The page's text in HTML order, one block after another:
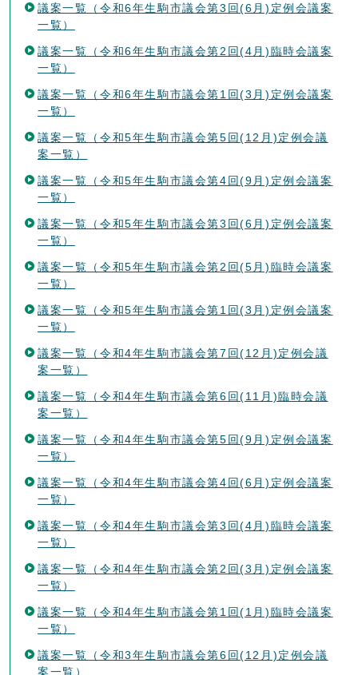
議案一覧（令和6年生駒市議会第3回(6月)定例会議案
一覧）
議案一覧（令和6年生駒市議会第2回(4月)臨時会議案
一覧）
議案一覧（令和6年生駒市議会第1回(3月)定例会議案
一覧）
議案一覧（令和5年生駒市議会第5回(12月)定例会議
案一覧）
議案一覧（令和5年生駒市議会第4回(9月)定例会議案
一覧）
議案一覧（令和5年生駒市議会第3回(6月)定例会議案
一覧）
議案一覧（令和5年生駒市議会第2回(5月)臨時会議案
一覧）
議案一覧（令和5年生駒市議会第1回(3月)定例会議案
一覧）
議案一覧（令和4年生駒市議会第7回(12月)定例会議
案一覧）
議案一覧（令和4年生駒市議会第6回(11月)臨時会議
案一覧）
議案一覧（令和4年生駒市議会第5回(9月)定例会議案
一覧）
議案一覧（令和4年生駒市議会第4回(6月)定例会議案
一覧）
議案一覧（令和4年生駒市議会第3回(4月)臨時会議案
一覧）
議案一覧（令和4年生駒市議会第2回(3月)定例会議案
一覧）
議案一覧（令和4年生駒市議会第1回(1月)臨時会議案
一覧）
議案一覧（令和3年生駒市議会第6回(12月)定例会議
案一覧）